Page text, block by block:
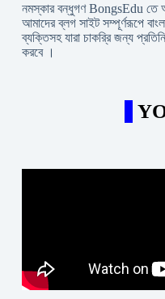
নমস্কার বন্ধুগণ BongsEdu তে
আমাদের ব্লগ সাইট সম্পূর্ণরূপে
ব্যক্তিসহ যারা চাকরি্র জন্য
করবে ।